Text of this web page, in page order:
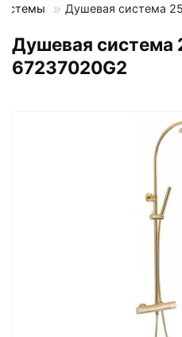
Душевая система
Душевая система
67237020G2